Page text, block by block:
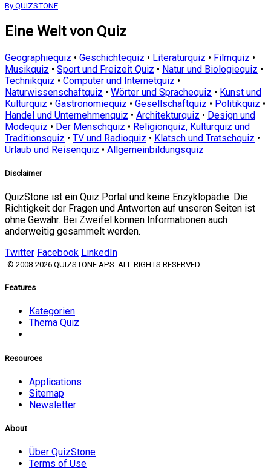
By QUIZSTONE
Eine Welt von Quiz
Geographiequiz • Geschichtequiz • Literaturquiz • Filmquiz •
Musikquiz • Sport und Freizeit Quiz • Natur und Biologiequiz •
Technikquiz • Computer und Internetquiz •
Naturwissenschaftquiz • Wörter und Sprachequiz • Kunst und
Kulturquiz • Gastronomiequiz • Gesellschaftquiz • Politikquiz •
Handel und Unternehmenquiz • Architekturquiz • Design und
Modequiz • Der Menschquiz • Religionquiz, Kulturquiz und
Traditionsquiz • TV und Radioquiz • Klatsch und Tratschquiz •
Urlaub und Reisenquiz • Allgemeinbildungsquiz
Disclaimer
QuizStone ist ein Quiz Portal und keine Enzyklopädie. Die
Richtigkeit der Fragen und Antworten auf unseren Seiten ist
ohne Gewähr. Bei Zweifel können Informationen auch
anderweitig gesammelt werden.
Twitter Facebook LinkedIn
© 2008-2026 QUIZSTONE APS. ALL RIGHTS RESERVED.
Features
Kategorien
Thema Quiz
Resources
Applications
Sitemap
Newsletter
About
Über QuizStone
Terms of Use